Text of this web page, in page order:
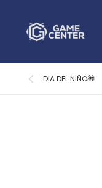
DIA DEL NIÑO🎁